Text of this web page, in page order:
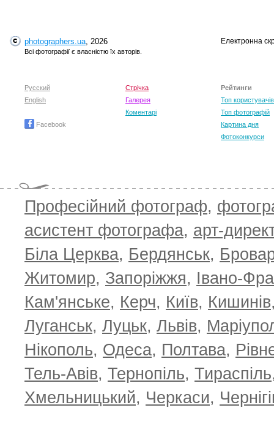
photographers.ua, 2026
Всі фотографії є власністю їх авторів.
Електронна
Русский
English
Facebook
Стрічка
Галерея
Коментарі
Рейтинги
Топ користувачів
Топ фотографій
Картина дня
Фотоконкурси
Професійний фотограф,
асистент фотографа, арт-
Біла Церква, Бердянськ,
Житомир, Запоріжжя, Івано-
Кам'янське, Керч, Київ, Кишинів
Луганськ, Луцьк, Львів,
Нікополь, Одеса, Полтава,
Тель-Авів, Тернопіль, Тираспіль
Хмельницький, Черкаси,